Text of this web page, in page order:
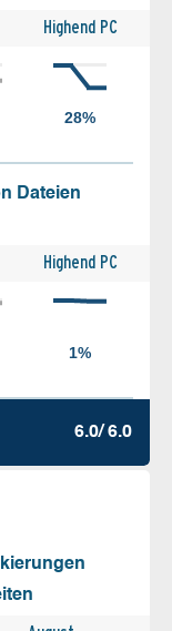
Highend PC
Dateien
Highend PC
6.0/ 6.0